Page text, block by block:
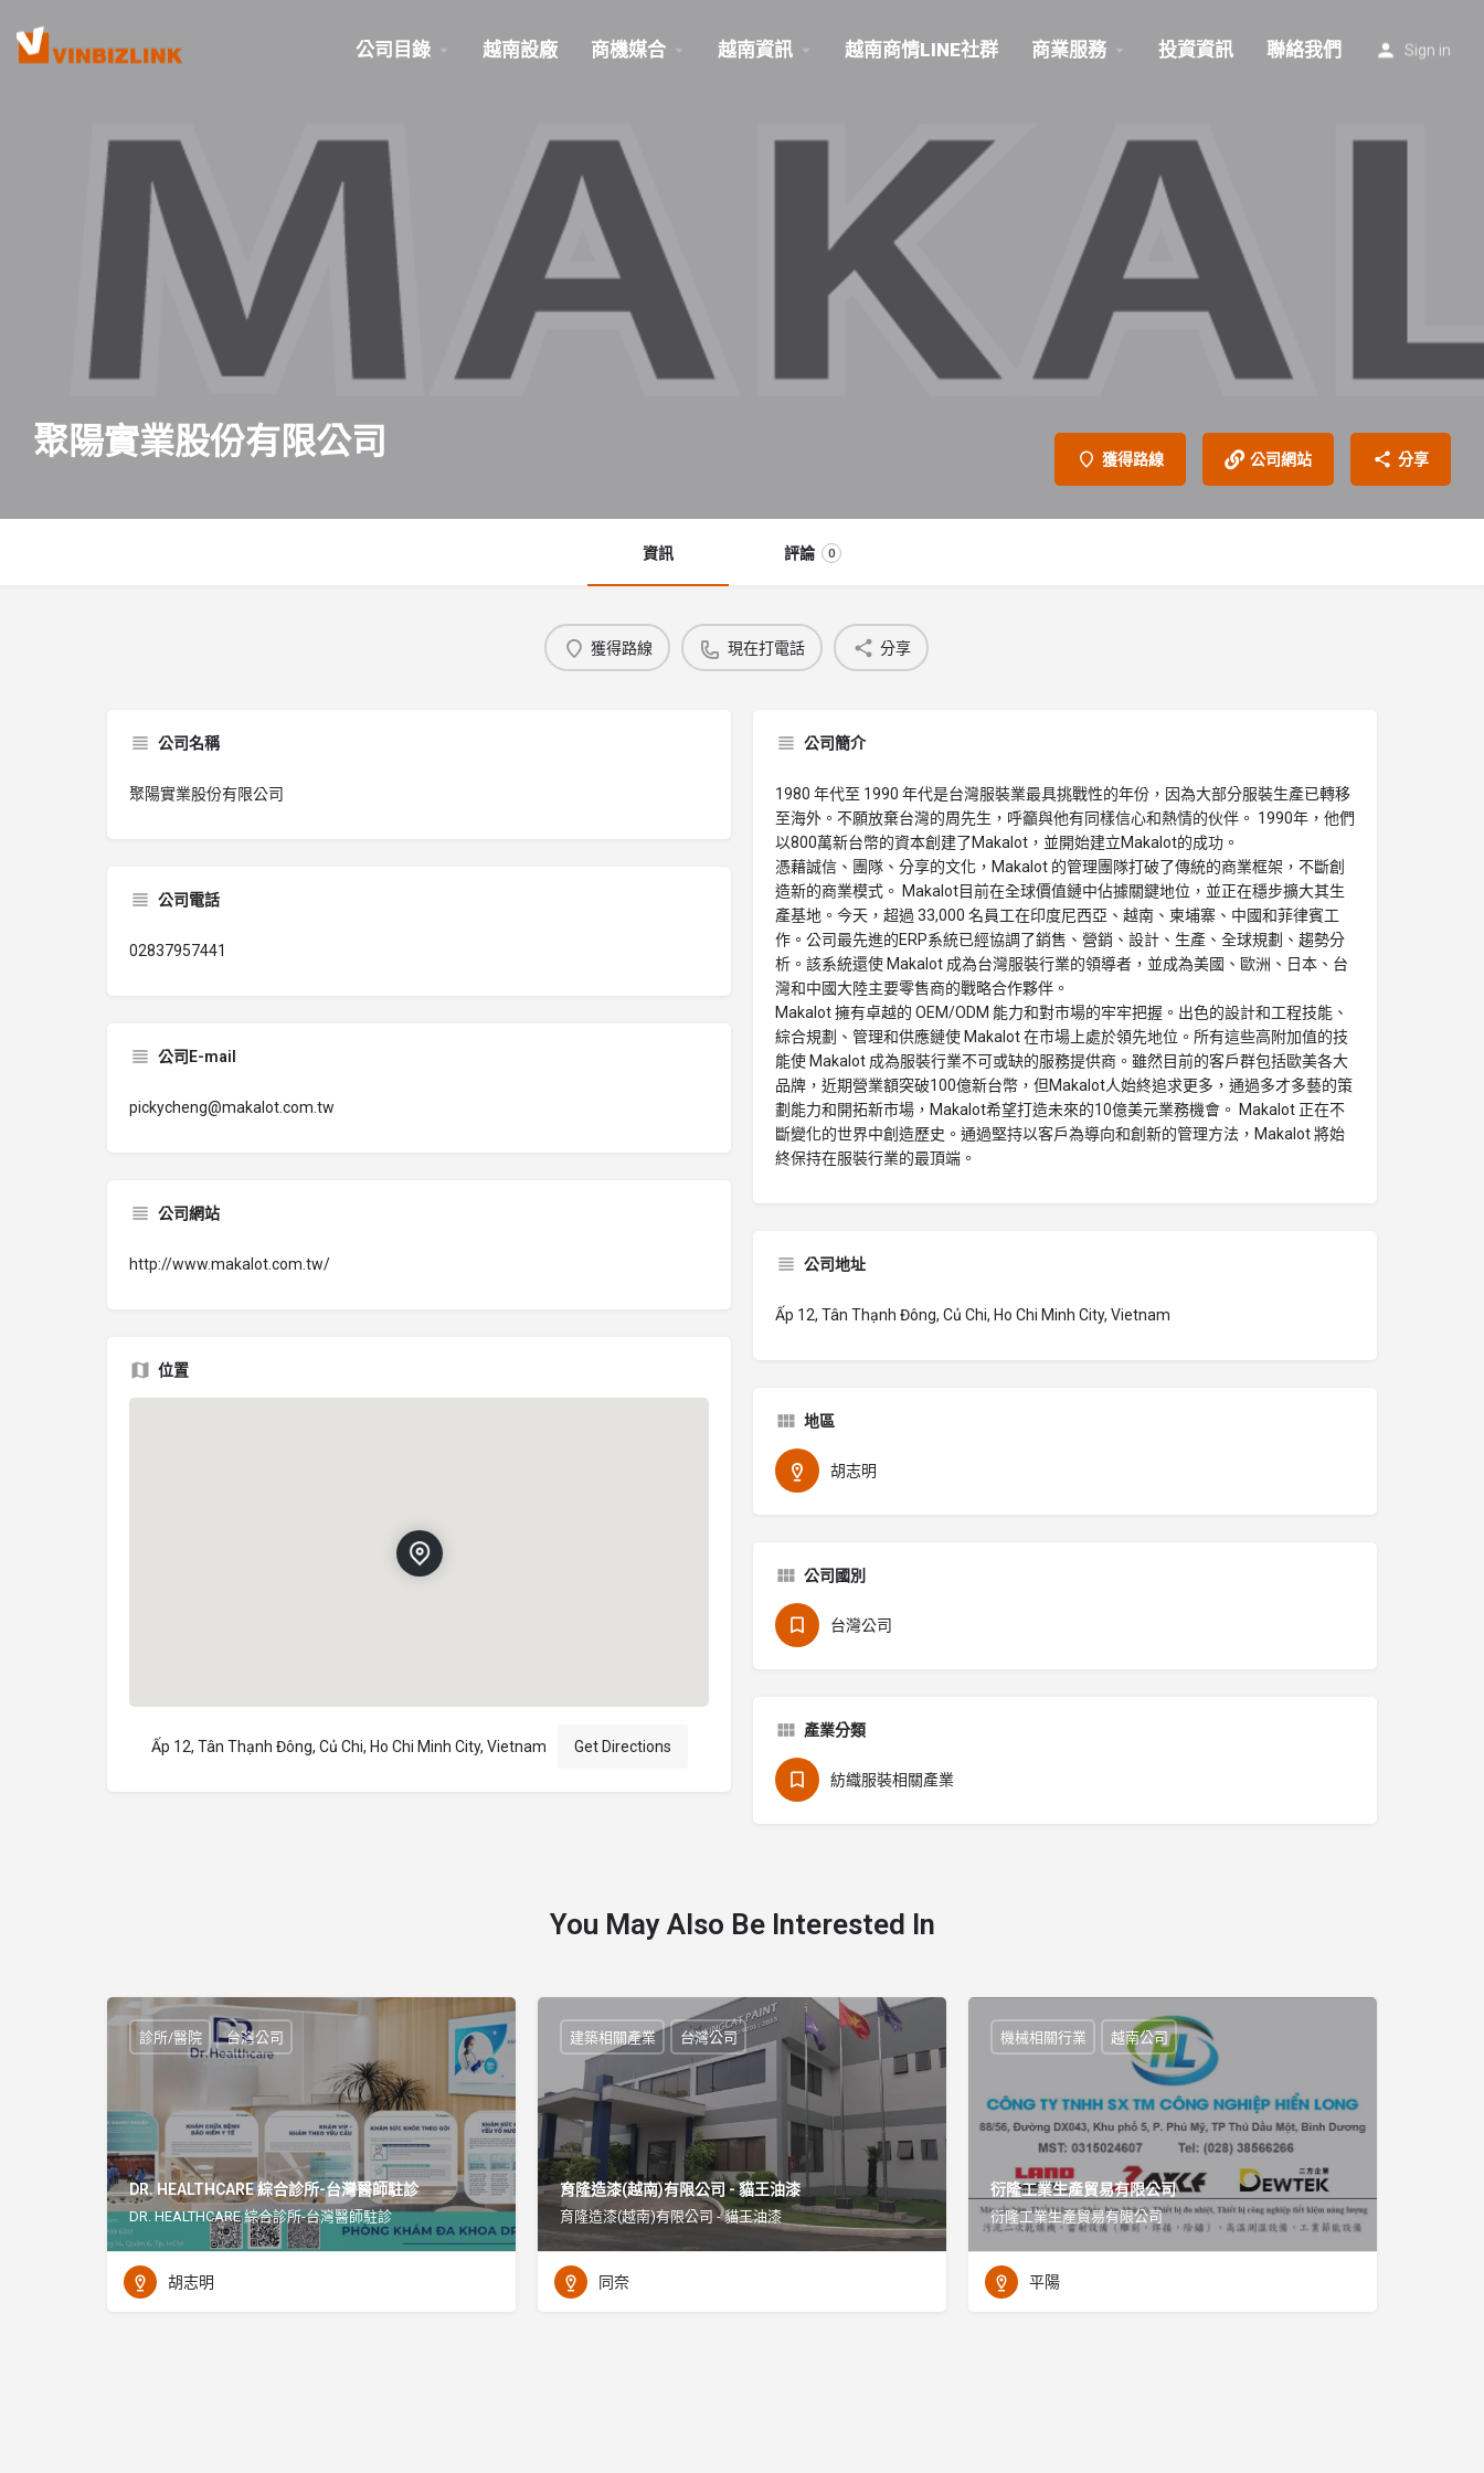
公司目錄 越南設廠 商機媒合 越南資訊 越南商情LINE社群 商業服務 投資資訊 聯絡我們 Sign in
聚陽實業股份有限公司 獲得路線 公司網站 分享
資訊 評論 0
獲得路線 現在打電話 分享
公司名稱
聚陽實業股份有限公司
公司簡介
1980 年代至 1990 年代是台灣服裝業最具挑戰性的年份，因為大部分服裝生產已轉移
至海外。不願放棄台灣的周先生，呼籲與他有同樣信心和熱情的伙伴。 1990年，他們
以800萬新台幣的資本創建了Makalot，並開始建立Makalot的成功。
憑藉誠信、團隊、分享的文化，Makalot 的管理團隊打破了傳統的商業框架，不斷創
造新的商業模式。 Makalot目前在全球價值鏈中佔據關鍵地位，並正在穩步擴大其生
產基地。今天，超過 33,000 名員工在印度尼西亞、越南、柬埔寨、中國和菲律賓工
作。公司最先進的ERP系統已經協調了銷售、營銷、設計、生產、全球規劃、趨勢分
析。該系統還使 Makalot 成為台灣服裝行業的領導者，並成為美國、歐洲、日本、台
灣和中國大陸主要零售商的戰略合作夥伴。
Makalot 擁有卓越的 OEM/ODM 能力和對市場的牢牢把握。出色的設計和工程技能、
綜合規劃、管理和供應鏈使 Makalot 在市場上處於領先地位。所有這些高附加值的技
能使 Makalot 成為服裝行業不可或缺的服務提供商。雖然目前的客戶群包括歐美各大
品牌，近期營業額突破100億新台幣，但Makalot人始終追求更多，通過多才多藝的策
劃能力和開拓新市場，Makalot希望打造未來的10億美元業務機會。 Makalot 正在不
斷變化的世界中創造歷史。通過堅持以客戶為導向和創新的管理方法，Makalot 將始
終保持在服裝行業的最頂端。
公司電話
02837957441
公司E-mail
pickycheng@makalot.com.tw
公司網站
http://www.makalot.com.tw/ 公司地址
Ấp 12, Tân Thạnh Đông, Củ Chi, Ho Chi Minh City, Vietnam
位置
Ấp 12, Tân Thạnh Đông, Củ Chi, Ho Chi Minh City, Vietnam Get Directions
地區
胡志明
公司國別
台灣公司
產業分類
紡織服裝相關產業
You May Also Be Interested In
DR. HEALTHCARE 綜合診所-台灣醫師駐診
DR. HEALTHCARE 綜合診所-台灣醫師駐診
診所/醫院 台灣公司
胡志明
育隆造漆(越南)有限公司 - 貓王油漆
育隆造漆(越南)有限公司 - 貓王油漆
建築相關產業 台灣公司
同奈
衍隆工業生產貿易有限公司
衍隆工業生產貿易有限公司
機械相關行業 越南公司
平陽